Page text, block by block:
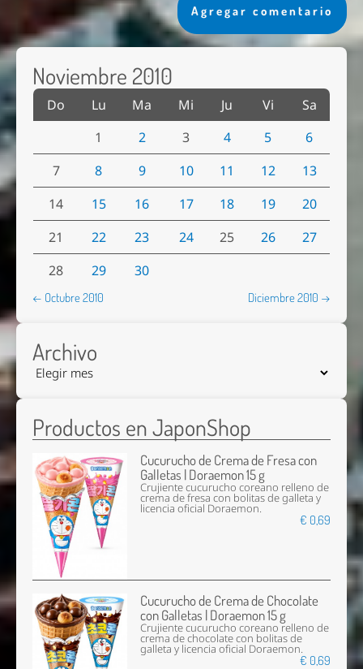
Agregar comentario
Noviembre 2010
Do Lu Ma Mi Ju Vi
Sa
1
2 3 4 5
6
7
8 9 10 11 12
13
14
15 16 17 18 19
20
21
22 23 24 25 26
27
28
29 30
← Octubre 2010 Diciembre 2010 →
Archivo
Productos en JaponShop
Cucurucho de Crema de Fresa con
Galletas | Doraemon 15 g
Crujiente cucurucho coreano relleno de
crema de fresa con bolitas de galleta y
licencia oficial Doraemon.
€ 0,69
Cucurucho de Crema de Chocolate
con Galletas | Doraemon 15 g
Crujiente cucurucho coreano relleno de
crema de chocolate con bolitas de
galleta y licencia oficial Doraemon.
€ 0,69